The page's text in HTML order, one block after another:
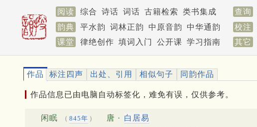
阅读 综合 诗话 词话 古籍检索 类书集成 查询
韵典
平水韵 词林正韵 中原音韵 中华通韵 校注
课堂
律绝创作 填词入门 公开课 学习指南 其它
作品 标注四声 出处、引用 相似句子 同韵作品
作品信息已由电脑自动标签化，难免有误，仅供参考。
闲眠 （ 845年 ） 唐 · 白居易